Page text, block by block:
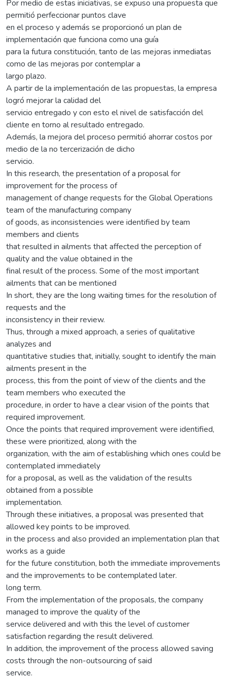
Por medio de estas iniciativas, se expuso una propuesta que
permitió perfeccionar puntos clave
en el proceso y además se proporcionó un plan de
implementación que funciona como una guía
para la futura constitución, tanto de las mejoras inmediatas
como de las mejoras por contemplar a
largo plazo.
A partir de la implementación de las propuestas, la empresa
logró mejorar la calidad del
servicio entregado y con esto el nivel de satisfacción del
cliente en torno al resultado entregado.
Además, la mejora del proceso permitió ahorrar costos por
medio de la no tercerización de dicho
servicio.
In this research, the presentation of a proposal for
improvement for the process of
management of change requests for the Global Operations
team of the manufacturing company
of goods, as inconsistencies were identified by team
members and clients
that resulted in ailments that affected the perception of
quality and the value obtained in the
final result of the process. Some of the most important
ailments that can be mentioned
In short, they are the long waiting times for the resolution of
requests and the
inconsistency in their review.
Thus, through a mixed approach, a series of qualitative
analyzes and
quantitative studies that, initially, sought to identify the main
ailments present in the
process, this from the point of view of the clients and the
team members who executed the
procedure, in order to have a clear vision of the points that
required improvement.
Once the points that required improvement were identified,
these were prioritized, along with the
organization, with the aim of establishing which ones could be
contemplated immediately
for a proposal, as well as the validation of the results
obtained from a possible
implementation.
Through these initiatives, a proposal was presented that
allowed key points to be improved.
in the process and also provided an implementation plan that
works as a guide
for the future constitution, both the immediate improvements
and the improvements to be contemplated later.
long term.
From the implementation of the proposals, the company
managed to improve the quality of the
service delivered and with this the level of customer
satisfaction regarding the result delivered.
In addition, the improvement of the process allowed saving
costs through the non-outsourcing of said
service.